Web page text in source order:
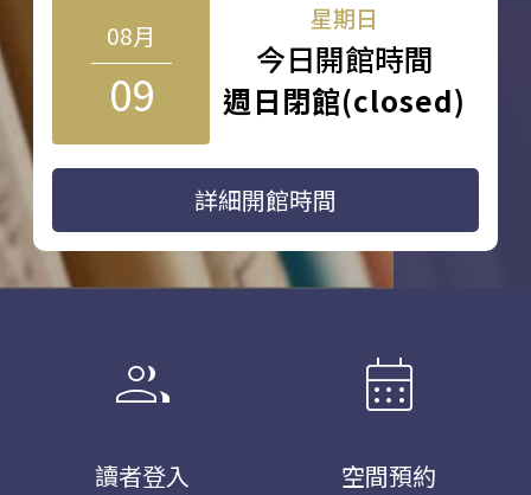
08月
09
星期日
今日開館時間
週日閉館(closed)
詳細開館時間
group
讀者登入
calendar_month
空間預約